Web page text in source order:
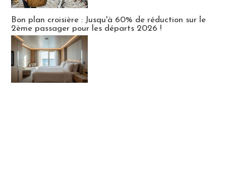
Bon plan croisière : Jusqu'à 60% de réduction sur le
2ème passager pour les départs 2026 !